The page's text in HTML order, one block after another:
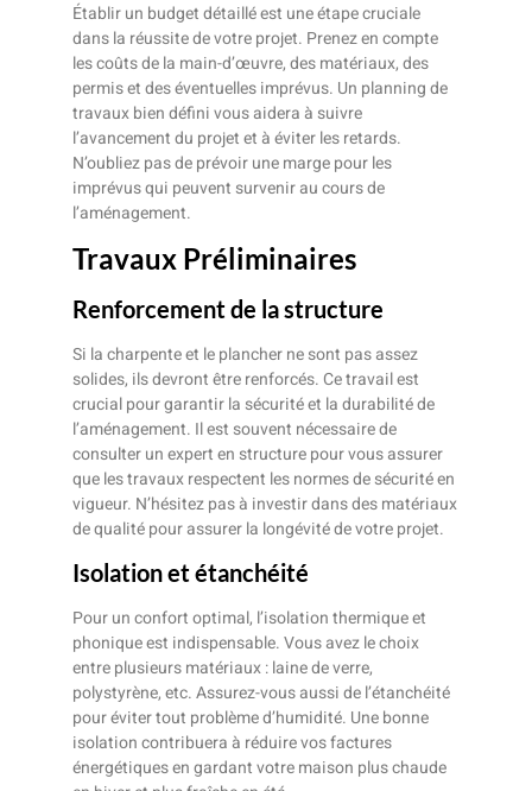
Établir un budget détaillé est une étape cruciale
dans la réussite de votre projet. Prenez en compte
les coûts de la main-d’œuvre, des matériaux, des
permis et des éventuelles imprévus. Un planning de
travaux bien défini vous aidera à suivre
l’avancement du projet et à éviter les retards.
N’oubliez pas de prévoir une marge pour les
imprévus qui peuvent survenir au cours de
l’aménagement.
Travaux Préliminaires
Renforcement de la structure
Si la charpente et le plancher ne sont pas assez
solides, ils devront être renforcés. Ce travail est
crucial pour garantir la sécurité et la durabilité de
l’aménagement. Il est souvent nécessaire de
consulter un expert en structure pour vous assurer
que les travaux respectent les normes de sécurité en
vigueur. N’hésitez pas à investir dans des matériaux
de qualité pour assurer la longévité de votre projet.
Isolation et étanchéité
Pour un confort optimal, l’isolation thermique et
phonique est indispensable. Vous avez le choix
entre plusieurs matériaux : laine de verre,
polystyrène, etc. Assurez-vous aussi de l’étanchéité
pour éviter tout problème d’humidité. Une bonne
isolation contribuera à réduire vos factures
énergétiques en gardant votre maison plus chaude